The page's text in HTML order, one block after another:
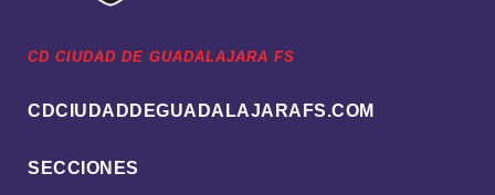
CD CIUDAD DE GUADALAJARA FS
CDCIUDADDEGUADALAJARAFS.COM
SECCIONES